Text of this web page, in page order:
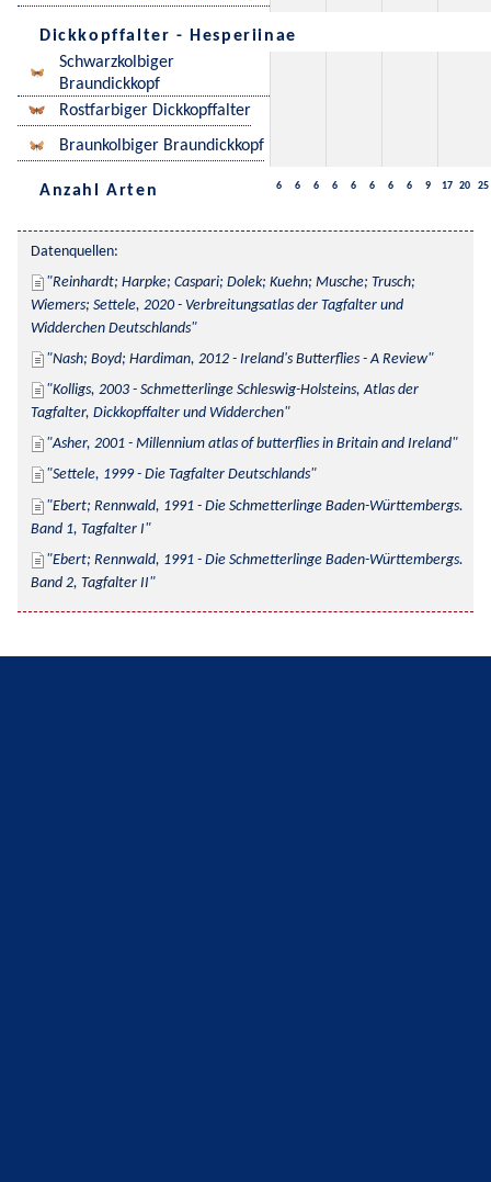
Dickkopffalter - Hesperiinae
Schwarzkolbiger
Braundickkopf
Rostfarbiger Dickkopffalter
Braunkolbiger Braundickkopf
Anzahl Arten 6 6 6 6 6 6 6 6 9 17 20 25
Datenquellen:
Reinhardt; Harpke; Caspari; Dolek; Kuehn; Musche; Trusch;
Wiemers; Settele, 2020 - Verbreitungsatlas der Tagfalter und
Widderchen Deutschlands
Nash; Boyd; Hardiman, 2012 - Ireland's Butterflies - A Review
Kolligs, 2003 - Schmetterlinge Schleswig-Holsteins, Atlas der
Tagfalter, Dickkopffalter und Widderchen
Asher, 2001 - Millennium atlas of butterflies in Britain and Ireland
Settele, 1999 - Die Tagfalter Deutschlands
Ebert; Rennwald, 1991 - Die Schmetterlinge Baden-Württembergs.
Band 1, Tagfalter I
Ebert; Rennwald, 1991 - Die Schmetterlinge Baden-Württembergs.
Band 2, Tagfalter II